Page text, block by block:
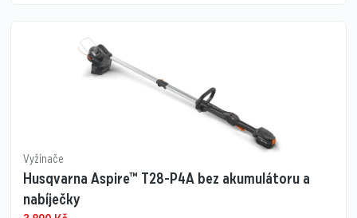
Vyžínače
Husqvarna Aspire™ T28-P4A bez akumulátoru a
nabíječky